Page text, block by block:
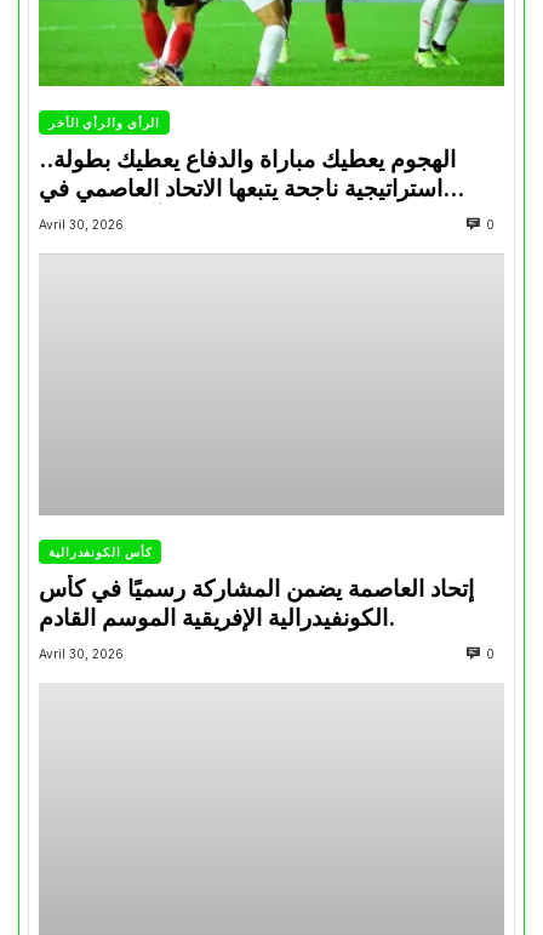
الرأي والرأي الأخر
الهجوم يعطيك مباراة والدفاع يعطيك بطولة..
استراتيجية ناجحة يتبعها الاتحاد العاصمي في
تتويجاته آخر السنوات
Avril 30, 2026 0
كأس الكونفدرالية
إتحاد العاصمة يضمن المشاركة رسميًا في كأس
الكونفيدرالية الإفريقية الموسم القادم.
Avril 30, 2026 0